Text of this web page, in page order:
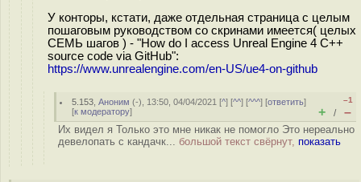
У конторы, кстати, даже отдельная страница с целым
пошаговым руководством со скринами имеется( целых
СЕМЬ шагов ) - "How do I access Unreal Engine 4 C++
source code via GitHub":
https://www.unrealengine.com/en-US/ue4-on-github
5.153 ,Аноним (-), 13:50, 04/04/2021 [^] [^^] [^^^] [ответить]
[к модератору]
–1
+ / –
Их видел я Только это мне никак не помогло Это нереально
девелопать с кандачк... большой текст свёрнут, показать